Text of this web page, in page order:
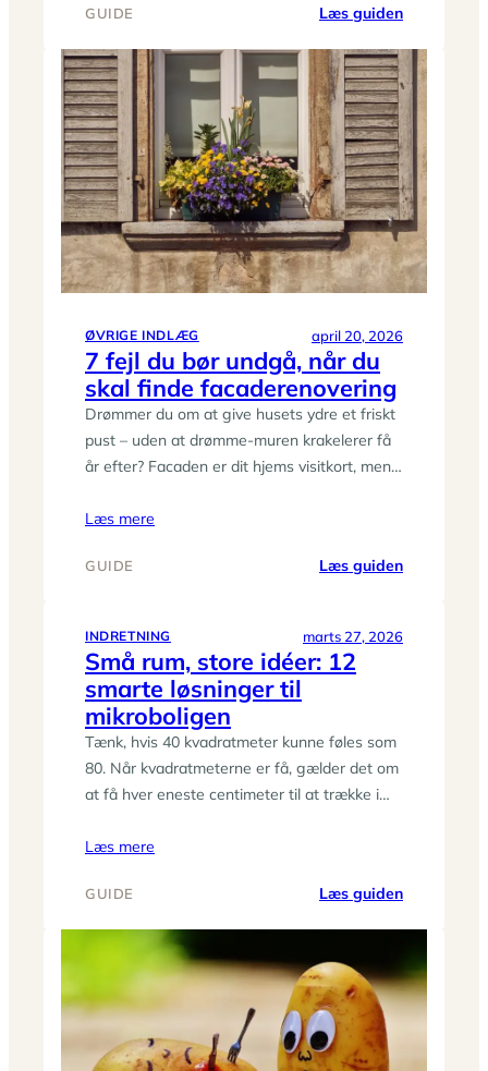
GUIDE Læs guiden:
til
pakker
du
smart
og
skaber
en
rolig
start
ferien
ØVRIGE INDLÆG april 20, 2026
7 fejl du bør undgå, når du
skal finde facaderenovering
Drømmer du om at give husets ydre et friskt
pust – uden at drømme-muren krakelerer få
år efter? Facaden er dit hjems visitkort, men…
Læs mere
GUIDE Læs guiden:
du
INDRETNING marts 27, 2026
Små rum, store idéer: 12
smarte løsninger til
mikroboligen
Tænk, hvis 40 kvadratmeter kunne føles som
80. Når kvadratmeterne er få, gælder det om
at få hver eneste centimeter til at trække i…
Læs mere
GUIDE Læs guiden:
store
idéer:
12
løsninger